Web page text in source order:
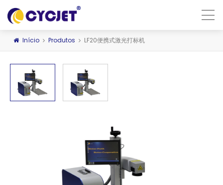
Início Produtos LF20便携式激光打标机